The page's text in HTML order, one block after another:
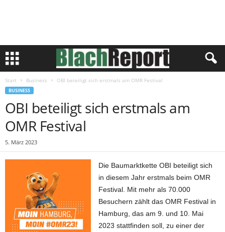
Start Business OBI beteiligt sich erstmals am OMR Festival
BUSINESS
OBI beteiligt sich erstmals am
OMR Festival
5. März 2023
Die Baumarktkette OBI beteiligt sich
in diesem Jahr erstmals beim OMR
Festival. Mit mehr als 70.000
Besuchern zählt das OMR Festival in
Hamburg, das am 9. und 10. Mai
2023 stattfinden soll, zu einer der